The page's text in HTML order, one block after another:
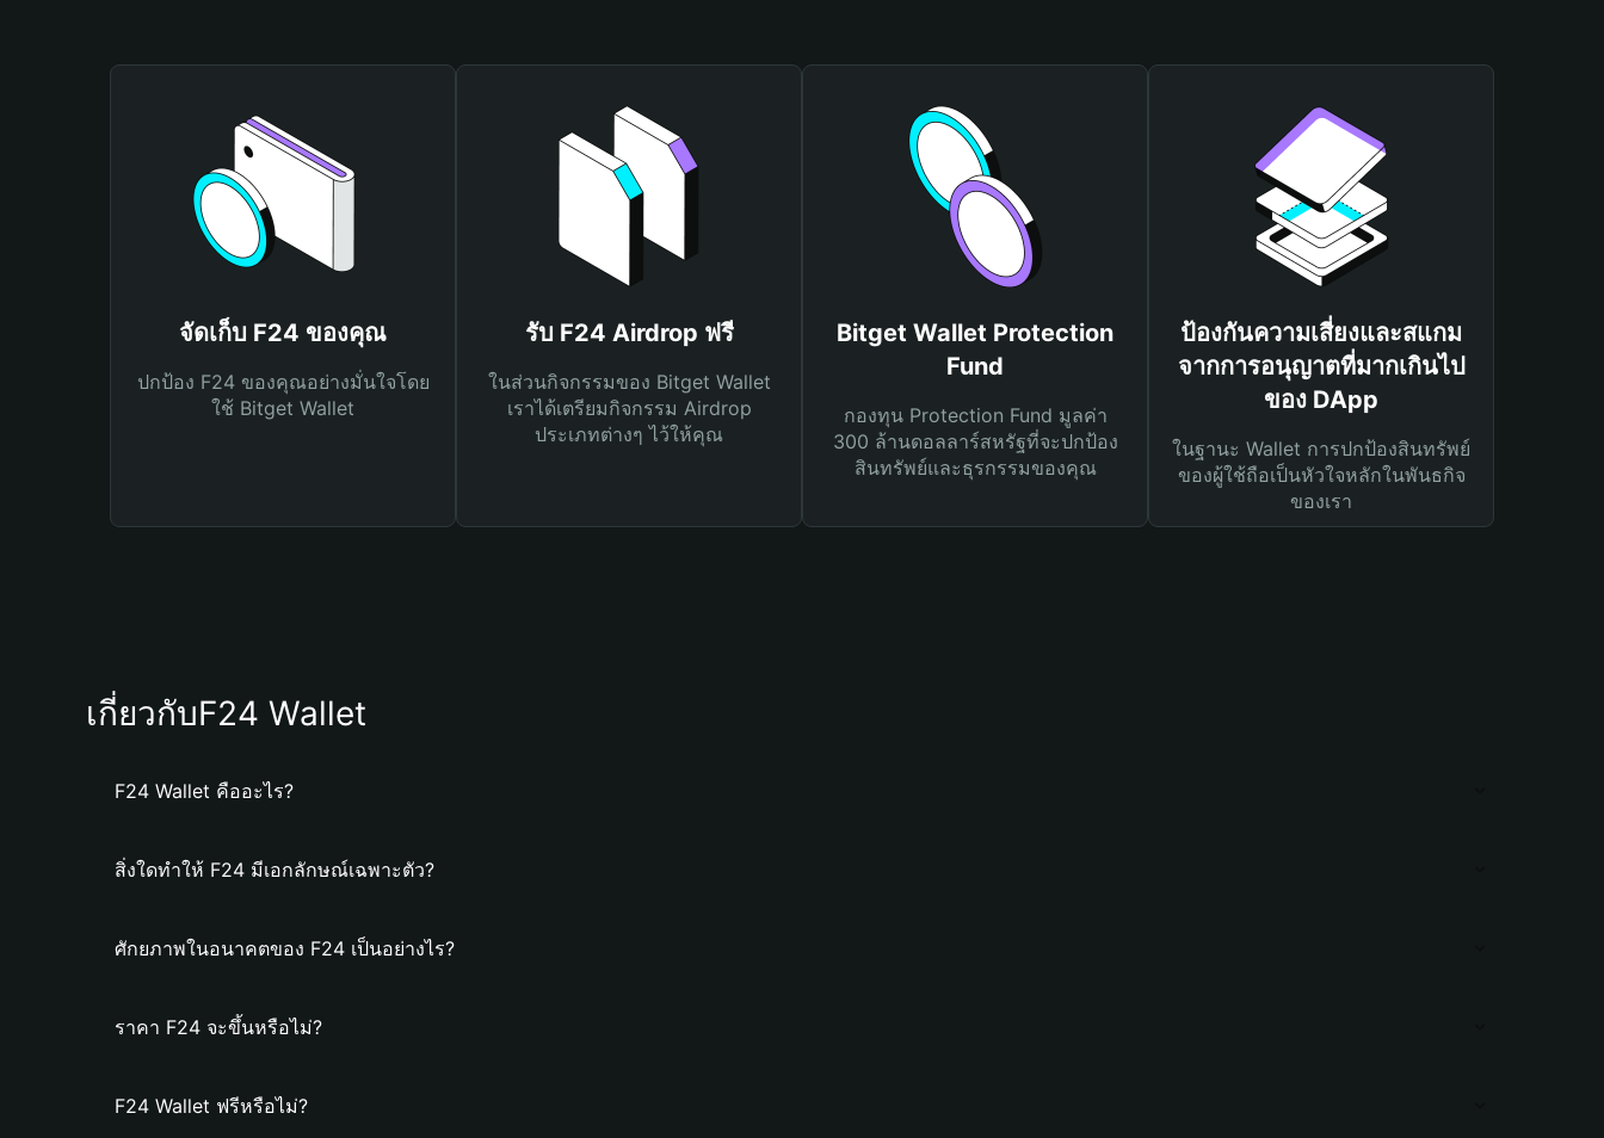
จัดเก็บ F24 ของคุณ
ปกป้อง F24 ของคุณอย่างมั่นใจโดย
ใช้ Bitget Wallet
รับ F24 Airdrop ฟรี
ในส่วนกิจกรรมของ Bitget Wallet
เราได้เตรียมกิจกรรม Airdrop
ประเภทต่างๆ ไว้ให้คุณ
Bitget Wallet Protection
Fund
กองทุน Protection Fund มูลค่า
300 ล้านดอลลาร์สหรัฐที่จะปกป้อง
สินทรัพย์และธุรกรรมของคุณ
ป้องกันความเสี่ยงและสแกม
จากการอนุญาตที่มากเกินไป
ของ DApp
ในฐานะ Wallet การปกป้องสินทรัพย์
ของผู้ใช้ถือเป็นหัวใจหลักในพันธกิจ
ของเรา
เกี่ยวกับF24 Wallet
F24 Wallet คืออะไร?
สิ่งใดทำให้ F24 มีเอกลักษณ์เฉพาะตัว?
ศักยภาพในอนาคตของ F24 เป็นอย่างไร?
ราคา F24 จะขึ้นหรือไม่?
F24 Wallet ฟรีหรือไม่?